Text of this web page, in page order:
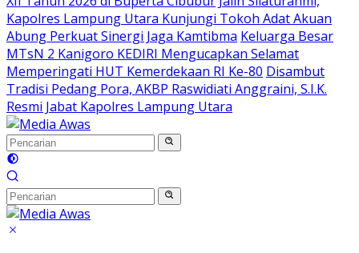
Kapolres Lampung Utara Kunjungi Tokoh Adat Akuan
Abung Perkuat Sinergi Jaga Kamtibma Keluarga Besar
MTsN 2 Kanigoro KEDIRI Mengucapkan Selamat
Memperingati HUT Kemerdekaan RI Ke-80 Disambut
Tradisi Pedang Pora, AKBP Raswidiati Anggraini, S.I.K.
Resmi Jabat Kapolres Lampung Utara